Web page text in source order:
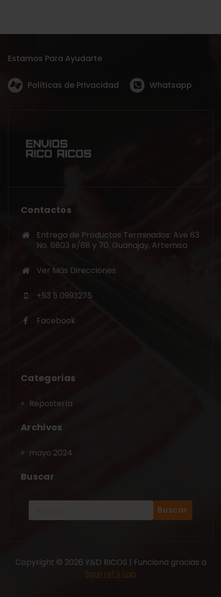
Estamos Para Ayudarte
Políticas de Privacidad Whatsapp
Contactos
Entrega de Productos Terminados: Ave 63
No. 6803 e/68 y 70. Guanajay, Artemisa
Ver Más Direcciones
+53 5 0993275
Facebook
Categorias
Repostería
Archivos
mayo 2024
Buscar
Copyright © 2026 Y&D RICOS | Funciona gracias a
Squirrel´s Lab